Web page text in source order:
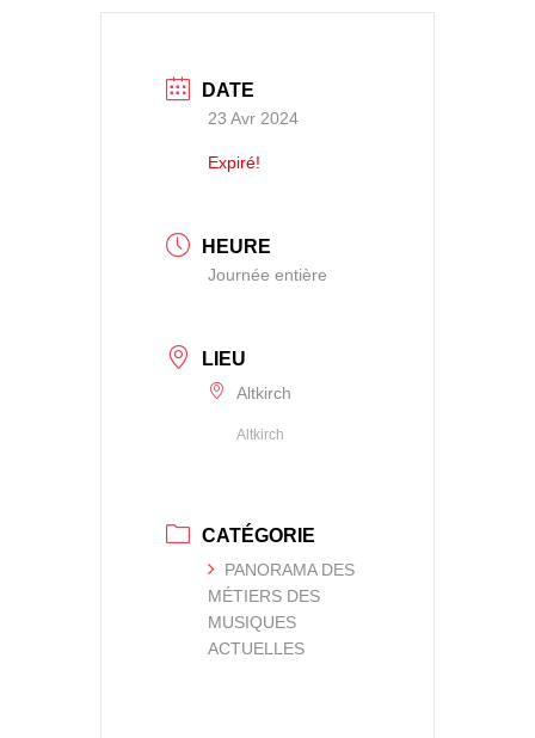
DATE
23 Avr 2024
Expiré!
HEURE
Journée entière
LIEU
Altkirch
Altkirch
CATÉGORIE
PANORAMA DES
MÉTIERS DES
MUSIQUES
ACTUELLES